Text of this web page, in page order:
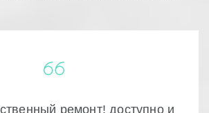
ремонт! доступно и